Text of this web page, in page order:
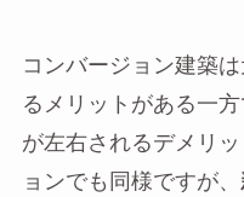
コンバージョン建築
るメリットがある一
が左右されるデメリ
ョンでも同様ですが、